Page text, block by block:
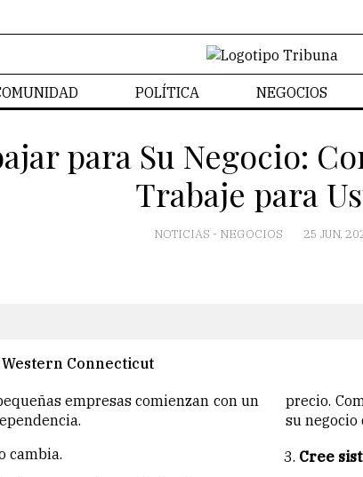
POLÍTICA NEGOCIOS
para Su Negocio:
Trabaje para
NOTICIAS - NEGOCIOS 25 JUN,
Western Connecticut
empresas comienzan con un
cambia.
precio.
su negocio
Cree